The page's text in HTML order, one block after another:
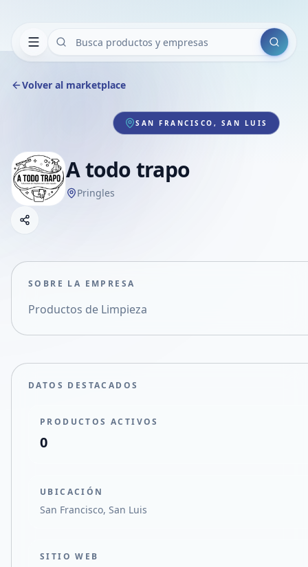
Buscar
Volver al marketplace
SAN FRANCISCO, SAN LUIS
A todo trapo
Pringles
Compartir empresa
Compartir en X
SOBRE LA EMPRESA
Productos de Limpieza
DATOS DESTACADOS
PRODUCTOS ACTIVOS
0
UBICACIÓN
San Francisco, San Luis
SITIO WEB